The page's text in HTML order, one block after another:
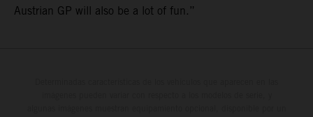
Austrian GP will also be a lot of fun.”